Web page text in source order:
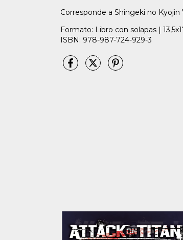
Corresponde a Shingeki no Kyojin
Formato: Libro con solapas |
ISBN: 978-987-724-929-3